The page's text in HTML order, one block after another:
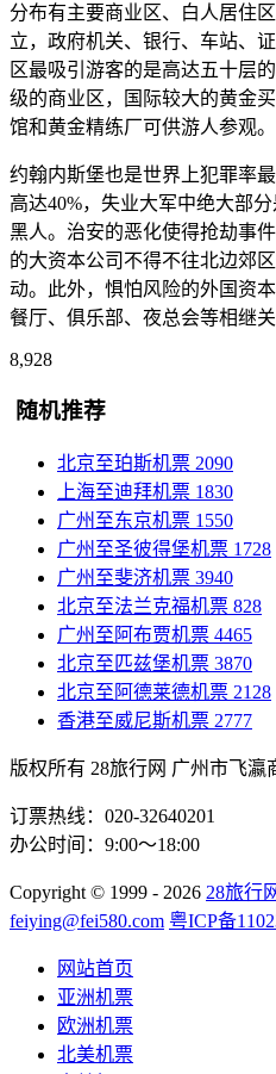
分布有主要商业区、白人居住
立，政府机关、银行、车站、
区最吸引游客的是高达五十层
级的商业区，国际较大的黄金
馆和黄金精练厂可供游人参观。
约翰内斯堡也是世界上犯罪率
高达40%，失业大军中绝大部
黑人。治安的恶化使得抢劫事
的大资本公司不得不往北边郊
动。此外，惧怕风险的外国资
餐厅、俱乐部、夜总会等相继关
8,928
随机推荐
北京至珀斯机票 2090
上海至迪拜机票 1830
广州至东京机票 1550
广州至圣彼得堡机票 1728
广州至斐济机票 3940
北京至法兰克福机票 828
广州至阿布贾机票 4465
北京至匹兹堡机票 3870
北京至阿德莱德机票 2128
香港至威尼斯机票 2777
版权所有 28旅行网 广州市飞瀛
订票热线：020-32640201
办公时间：9:00～18:00
Copyright © 1999 - 2026 28旅行
feiying@fei580.com 粤ICP备
网站首页
亚洲机票
欧洲机票
北美机票